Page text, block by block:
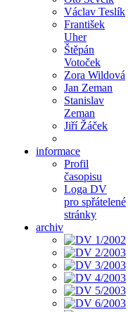
Václav Teslík
František
Uher
Štěpán
Votoček
Zora Wildová
Jan Zeman
Stanislav
Zeman
Jiří Žáček
informace
Profil
časopisu
Loga DV
pro spřátelené
stránky
archiv